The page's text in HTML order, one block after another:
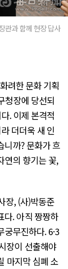
관과 함께 현장 답사
려한 문화 기획
청장에 당선되
. 이제 본격적
더더욱 새 인
니까? 문화가 흐
연의 향기는 꽃,
장, (사)박동준
다. 아직 짱짱하
무진하다. 6·3
장이 선출해야
마지막 심폐 소